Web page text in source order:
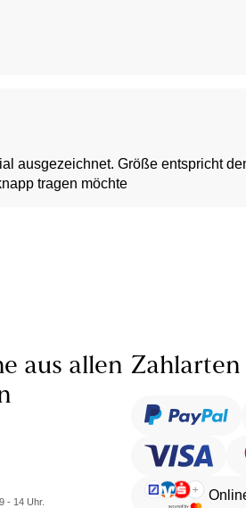
Größe entspricht den Angaben. Hat eine gute
tragen möchte
aus allen
- 14 Uhr.
Zahlarten